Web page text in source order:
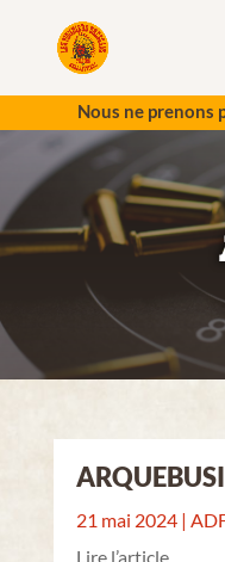
Nous ne prenons
21 mai 2024|
Lire l’article